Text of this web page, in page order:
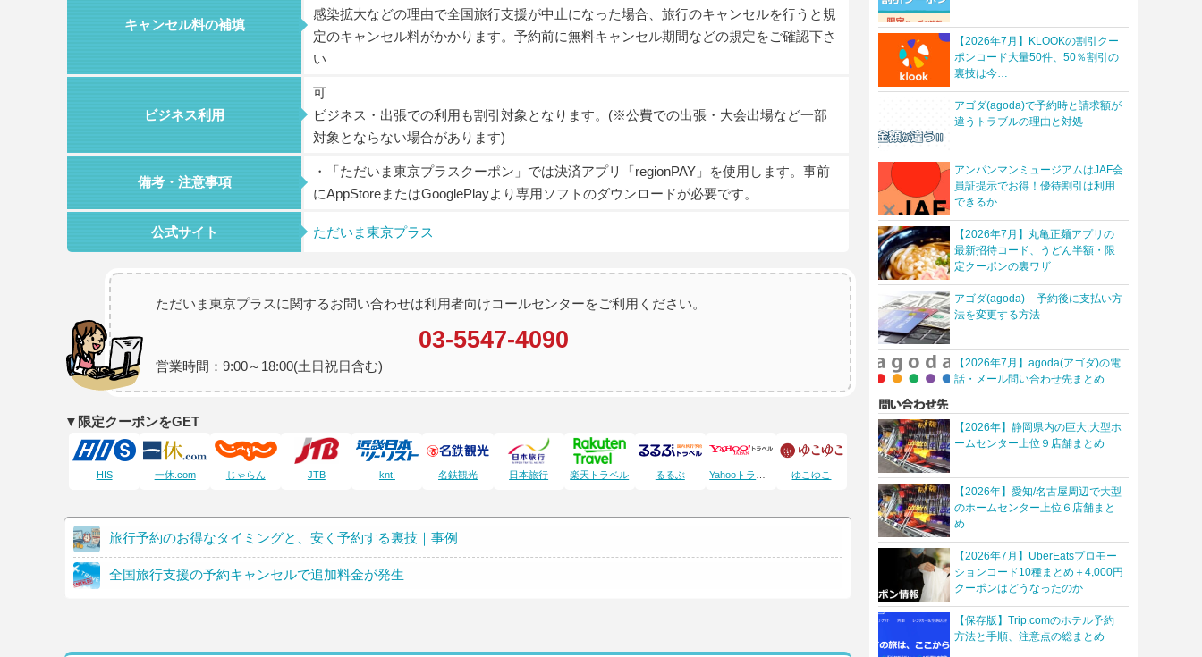
キャンセル料の補填
感染拡大などの理由で全国旅行支援が中止になった場合、旅行のキャンセルを行うと規
定のキャンセル料がかかります。予約前に無料キャンセル期間などの規定をご確認下さ
い
ビジネス利用
可
ビジネス・出張での利用も割引対象となります。(※公費での出張・大会出場など一部
対象とならない場合があります)
備考・注意事項
・「ただいま東京プラスクーポン」では決済アプリ「regionPAY」を使用します。事前
にAppStoreまたはGooglePlayより専用ソフトのダウンロードが必要です。
公式サイト ただいま東京プラス
ただいま東京プラスに関するお問い合わせは利用者向けコールセンターをご利用ください。
03-5547-4090
営業時間：9:00～18:00(土日祝日含む)
▼限定クーポンをGET
HIS 一休.com じゃらん JTB knt! 名鉄観光 日本旅行 楽天トラベル るるぶ ゆこゆこ
旅行予約のお得なタイミングと、安く予約する裏技｜事例
全国旅行支援の予約キャンセルで追加料金が発生
【2026年7月】KLOOKの割引クー
ポンコード大量50件、50％割引の
裏技は今…
アゴダ(agoda)で予約時と請求額が
違うトラブルの理由と対処
アンパンマンミュージアムはJAF会
員証提示でお得！優待割引は利用
できるか
【2026年7月】丸亀正麺アプリの
最新招待コード、うどん半額・限
定クーポンの裏ワザ
アゴダ(agoda) – 予約後に支払い方
法を変更する方法
【2026年7月】agoda(アゴダ)の電
話・メール問い合わせ先まとめ
【2026年】静岡県内の巨大,大型ホ
ームセンター上位９店舗まとめ
【2026年】愛知/名古屋周辺で大型
のホームセンター上位６店舗まと
め
【2026年7月】UberEatsプロモー
ションコード10種まとめ＋4,000円
クーポンはどうなったのか
【保存版】Trip.comのホテル予約
方法と手順、注意点の総まとめ